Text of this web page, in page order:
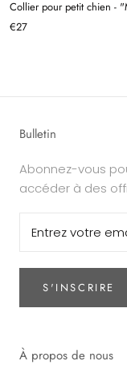
Collier pour petit chien -
€27
Bulletin
Abonnez-vous
accéder à des
S'INSCRIRE
À propos de nous